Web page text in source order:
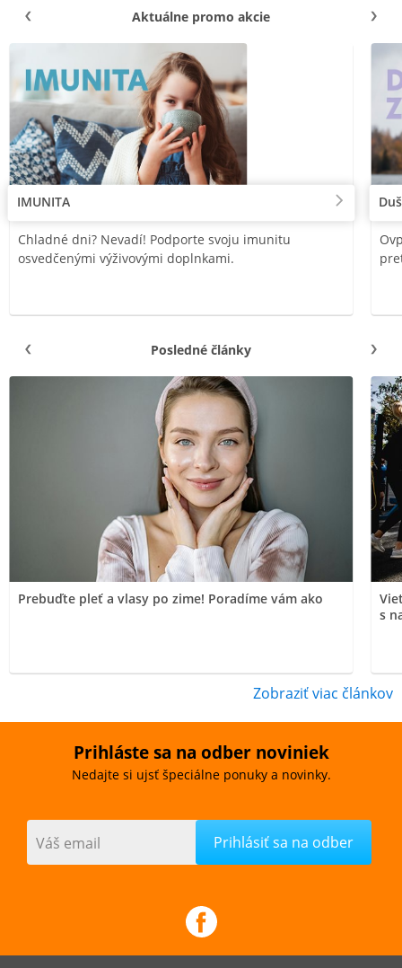
Aktuálne promo akcie
IMUNITA
Chladné dni? Nevadí! Podporte svoju imunitu
osvedčenými výživovými doplnkami.
Posledné články
Prebuďte pleť a vlasy po zime! Poradíme vám ako
s
Zobraziť viac článkov
Prihláste sa na odber noviniek
Nedajte si ujsť špeciálne ponuky a novinky.
Váš email